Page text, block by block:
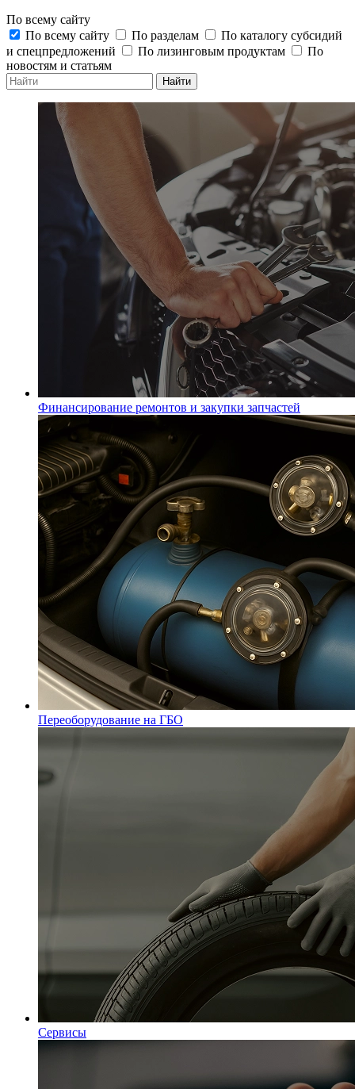
По всему сайту
По всему сайту
По разделам
По каталогу субсидий
и спецпредложений
По лизинговым продуктам
По
новостям и статьям
Найти
Финансирование ремонтов и закупки запчастей
Переоборудование на ГБО
Сервисы